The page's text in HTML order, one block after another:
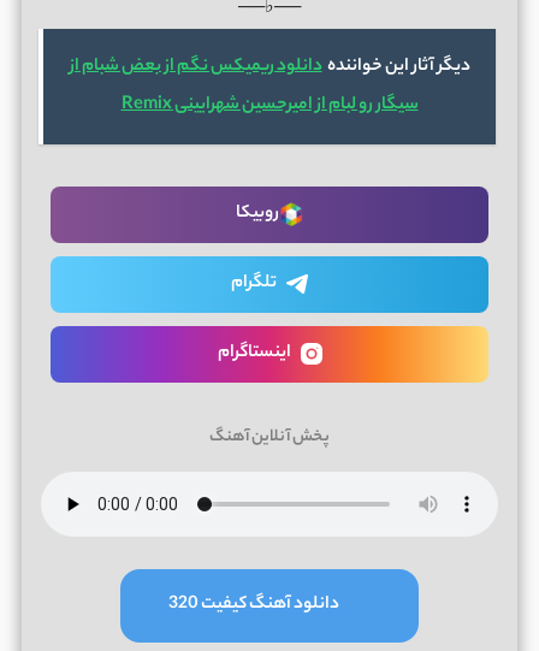
──♭──
دیگر آثار این خوانندهدانلود ریمیکس نگم از بعض شبام از
سیگار رو لبام از امیرحسین شهرایینی Remix
روبیکا
تلگرام
اینستاگرام
پخش آنلاین آهنگ
دانلود آهنگ کیفیت 320